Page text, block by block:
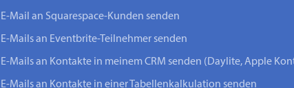
E-Mail an Squarespace-Kunden senden
E-Mails an Eventbrite-Teilnehmer senden
E-Mails an Kontakte in meinem CRM senden (Daylite, Apple
E-Mails an Kontakte in einer Tabellenkalkulation senden